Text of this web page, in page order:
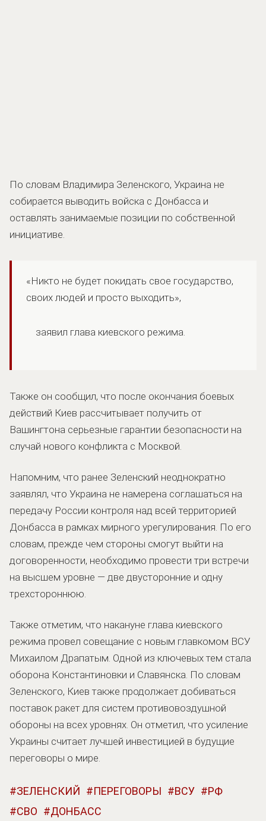
По словам Владимира Зеленского, Украина не
собирается выводить войска с Донбасса и
оставлять занимаемые позиции по собственной
инициативе.
«Никто не будет покидать свое государство,
своих людей и просто выходить»,
заявил глава киевского режима.
Также он сообщил, что после окончания боевых
действий Киев рассчитывает получить от
Вашингтона серьезные гарантии безопасности на
случай нового конфликта с Москвой.
Напомним, что ранее Зеленский неоднократно
заявлял, что Украина не намерена соглашаться на
передачу России контроля над всей территорией
Донбасса в рамках мирного урегулирования. По его
словам, прежде чем стороны смогут выйти на
договоренности, необходимо провести три встречи
на высшем уровне — две двусторонние и одну
трехстороннюю.
Также отметим, что накануне глава киевского
режима провел совещание с новым главкомом ВСУ
Михаилом Драпатым. Одной из ключевых тем стала
оборона Константиновки и Славянска. По словам
Зеленского, Киев также продолжает добиваться
поставок ракет для систем противовоздушной
обороны на всех уровнях. Он отметил, что усиление
Украины считает лучшей инвестицией в будущие
переговоры о мире.
ЗЕЛЕНСКИЙ ПЕРЕГОВОРЫ ВСУ
РФ
СВО
ДОНБАСС